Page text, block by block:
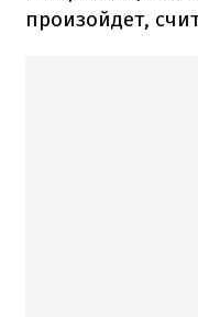
произойдет,